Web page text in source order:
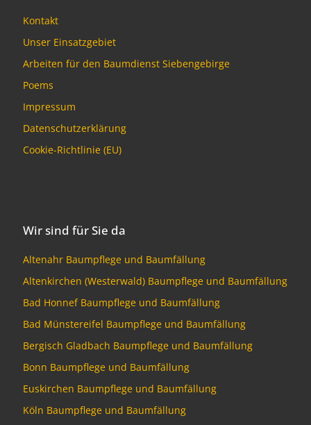
Kontakt
Unser Einsatzgebiet
Arbeiten für den Baumdienst Siebengebirge
Poems
Impressum
Datenschutzerklärung
Cookie-Richtlinie (EU)
Wir sind für Sie da
Altenahr Baumpflege und Baumfällung
Altenkirchen (Westerwald) Baumpflege und Baumfällung
Bad Honnef Baumpflege und Baumfällung
Bad Münstereifel Baumpflege und Baumfällung
Bergisch Gladbach Baumpflege und Baumfällung
Bonn Baumpflege und Baumfällung
Euskirchen Baumpflege und Baumfällung
Köln Baumpflege und Baumfällung